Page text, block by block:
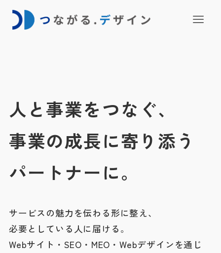
人と事業をつなぐ、
事業の成長に寄り添う
パートナーに。
サービスの魅力を伝わる形に整え、
必要としている人に届ける。
Webサイト・SEO・MEO・Webデザインを通じ